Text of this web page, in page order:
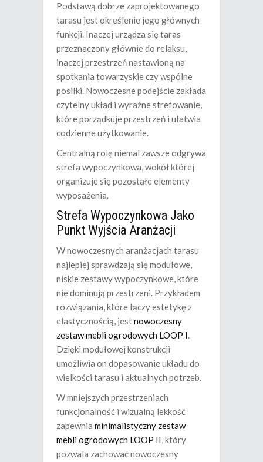
Podstawą dobrze zaprojektowanego
tarasu jest określenie jego głównych
funkcji. Inaczej urządza się taras
przeznaczony głównie do relaksu,
inaczej przestrzeń nastawioną na
spotkania towarzyskie czy wspólne
posiłki. Nowoczesne podejście zakłada
czytelny układ i wyraźne strefowanie,
które porządkuje przestrzeń i ułatwia
codzienne użytkowanie.
Centralną rolę niemal zawsze odgrywa
strefa wypoczynkowa, wokół której
organizuje się pozostałe elementy
wyposażenia.
Strefa Wypoczynkowa Jako
Punkt Wyjścia Aranżacji
W nowoczesnych aranżacjach tarasu
najlepiej sprawdzają się modułowe,
niskie zestawy wypoczynkowe, które
nie dominują przestrzeni. Przykładem
rozwiązania, które łączy estetykę z
elastycznością, jestnowoczesny
zestaw mebli ogrodowych LOOP I.
Dzięki modułowej konstrukcji
umożliwia on dopasowanie układu do
wielkości tarasu i aktualnych potrzeb.
W mniejszych przestrzeniach
funkcjonalność i wizualną lekkość
zapewnia minimalistyczny zestaw
mebli ogrodowych LOOP II, który
pozwala zachować nowoczesny